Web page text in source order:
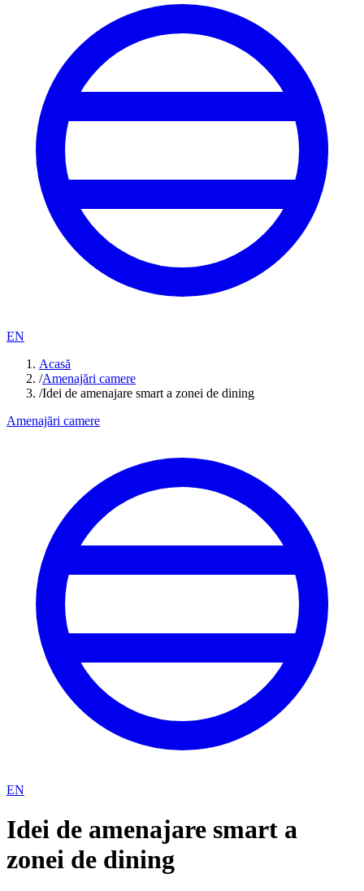
EN
Acasă
/Amenajări camere
/Idei de amenajare smart a zonei de dining
Amenajări camere
EN
Idei de amenajare smart a
zonei de dining